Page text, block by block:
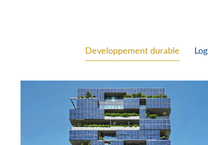
Developpement durable